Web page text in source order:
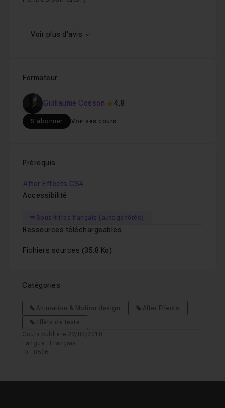
Voir plus d'avis
Formateur
Guillaume Cosson 4,8
S'abonner Voir ses cours
Prérequis
After Effects CS4
Accessibilité
Sous-titres français (autogénérés)
Ressources téléchargeables
Fichiers sources (35.8 Ko)
Catégories
Animation & Motion design
After Effects
Effets de texte
Cours publié le 22/02/2010
Langue : Français
ID : 8506